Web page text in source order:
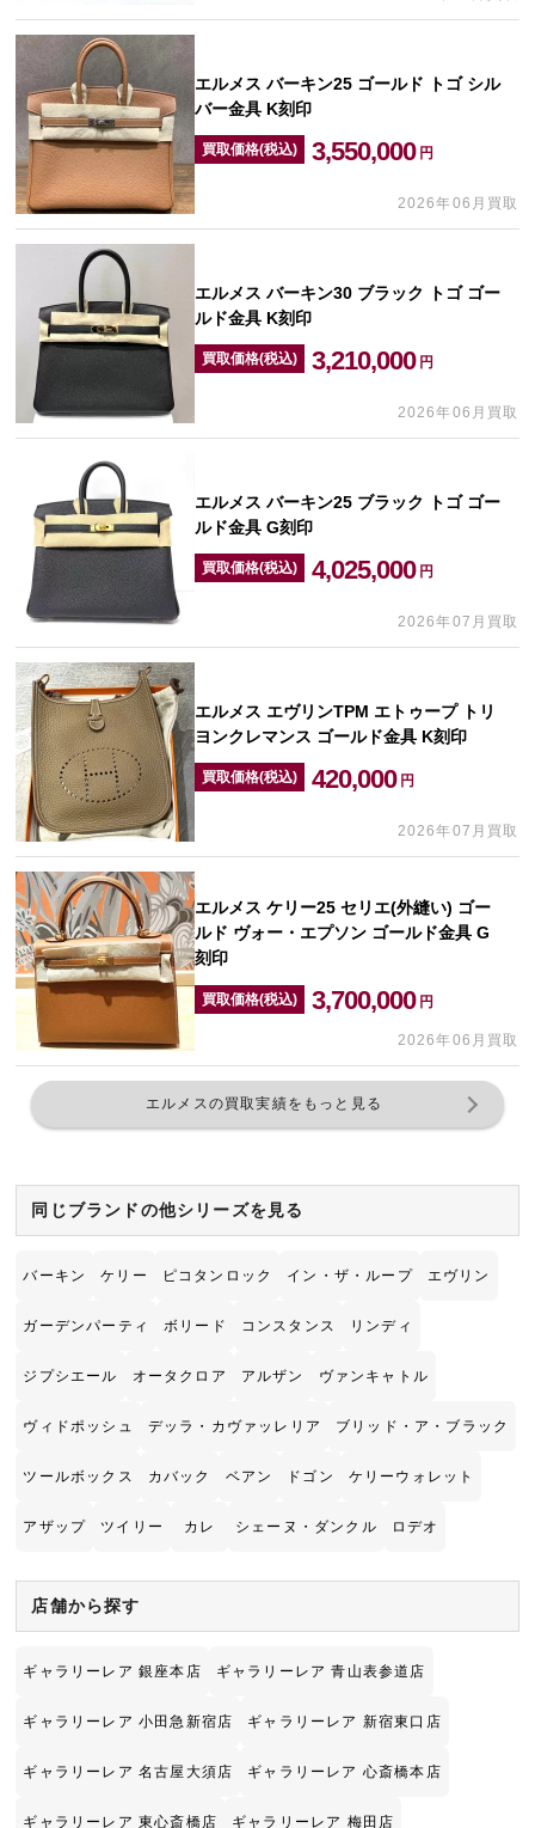
エルメス バーキン25 ゴールド トゴ シル
バー金具 K刻印
買取価格(税込) 3,550,000 円
2026年06月買取
エルメス バーキン30 ブラック トゴ ゴー
ルド金具 K刻印
買取価格(税込) 3,210,000 円
2026年06月買取
エルメス バーキン25 ブラック トゴ ゴー
ルド金具 G刻印
買取価格(税込) 4,025,000 円
2026年07月買取
エルメス エヴリンTPM エトゥープ トリ
ヨンクレマンス ゴールド金具 K刻印
買取価格(税込) 420,000 円
2026年07月買取
エルメス ケリー25 セリエ(外縫い) ゴー
ルド ヴォー・エプソン ゴールド金具 G
刻印
買取価格(税込) 3,700,000 円
2026年06月買取
エルメスの買取実績をもっと見る
同じブランドの他シリーズを見る
バーキン ケリー ピコタンロック イン・ザ・ループ エヴリン
ガーデンパーティ ボリード コンスタンス リンディ
ジプシエール オータクロア アルザン ヴァンキャトル
ヴィドポッシュ デッラ・カヴァッレリア ブリッド・ア・ブラック
ツールボックス カバック ベアン ドゴン ケリーウォレット
アザップ ツイリー カレ シェーヌ・ダンクル ロデオ
店舗から探す
ギャラリーレア 銀座本店 ギャラリーレア 青山表参道店
ギャラリーレア 小田急新宿店 ギャラリーレア 新宿東口店
ギャラリーレア 名古屋大須店 ギャラリーレア 心斎橋本店
ギャラリーレア 東心斎橋店 ギャラリーレア 梅田店